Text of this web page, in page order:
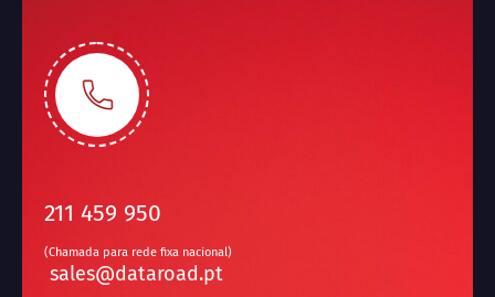
211 459 950
(Chamada para rede fixa nacional)
sales@dataroad.pt